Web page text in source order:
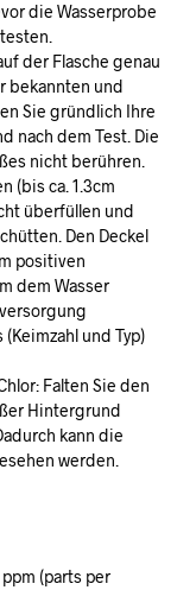
die Wasserprobe
der Flasche genau
bekannten und
Sie gründlich Ihre
nach dem Test. Die
nicht berühren.
(bis ca. 1.3cm
überfüllen und
Den Deckel
positiven
dem Wasser
und Typ)
Falten Sie den
Hintergrund
kann die
werden.
(parts per